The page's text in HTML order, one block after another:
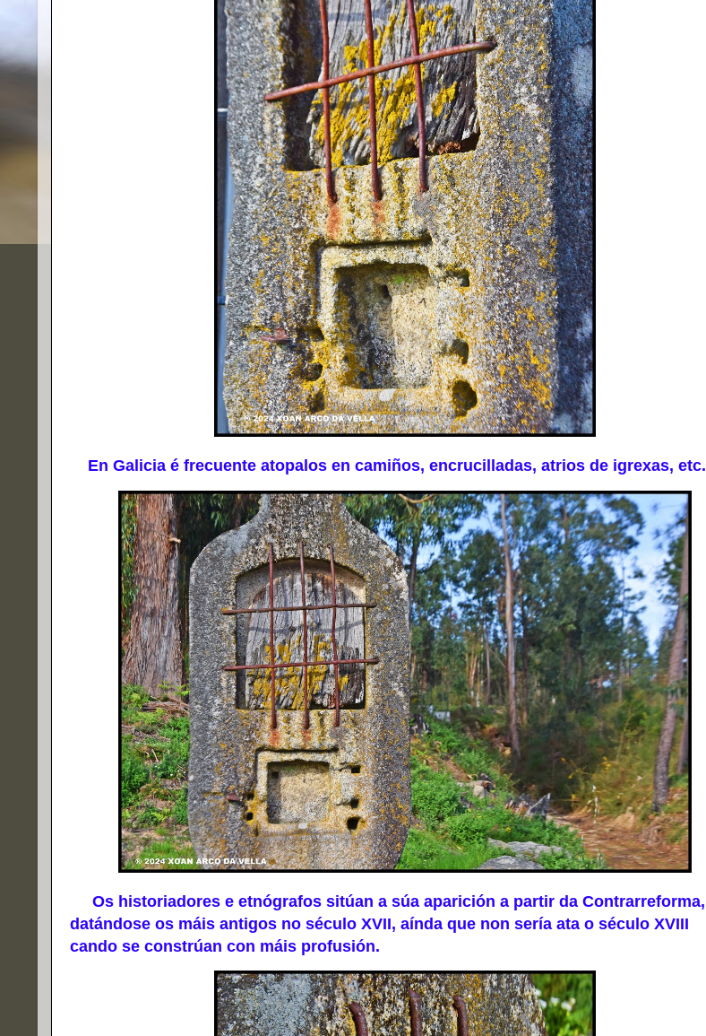
En Galicia é frecuente atopalos en camiños, encrucilladas, atrios de igrexas, etc.
Os historiadores e etnógrafos sitúan a súa aparición a partir da Contrarreforma,
datándose os máis antigos no século XVII, aínda que non sería ata o século XVIII
cando se constrúan con máis profusión.